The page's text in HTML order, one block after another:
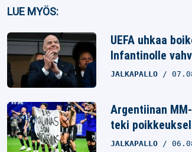
Facebook
Twitter
Whatsapp
LUE MYÖS:
UEFA uhkaa
Infantinolle
JALKAPALLO
Argentiinan
teki
JALKAPALLO